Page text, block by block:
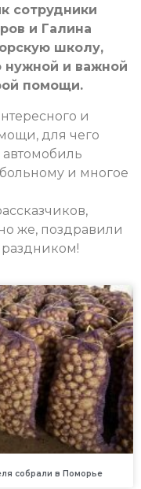
сотрудники
и Галина
школу,
нужной и важной
помощи.
и
для чего
автомобиль
и многое
же, поздравили
собрали в Поморье